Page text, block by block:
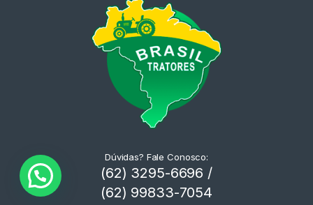
Dúvidas? Fale Conosco:
(62) 3295-6696 /
(62) 99833-7054